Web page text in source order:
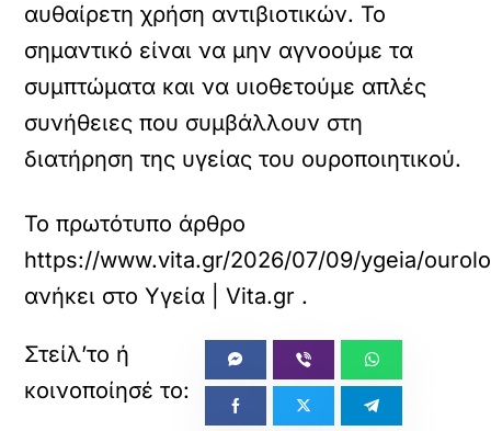
αυθαίρετη χρήση αντιβιοτικών. Το
σημαντικό είναι να μην αγνοούμε τα
συμπτώματα και να υιοθετούμε απλές
συνήθειες που συμβάλλουν στη
διατήρηση της υγείας του ουροποιητικού.
Το πρωτότυπο άρθρο
https://www.vita.gr/2026/07/09/ygeia/
ανήκει στοΥγεία | Vita.gr .